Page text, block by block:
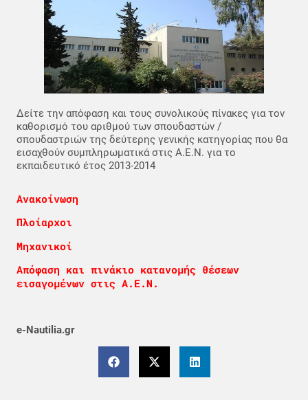
Δείτε την απόφαση και τους συνολικούς πίνακες για τον
καθορισμό του αριθμού των σπουδαστών /
σπουδαστριών της δεύτερης γενικής κατηγορίας που θα
εισαχθούν συμπληρωματικά στις Α.Ε.Ν. για το
εκπαιδευτικό έτος 2013-2014
Ανακοίνωση
Πλοίαρχοι
Μηχανικοί
Απόφαση και πινάκιο κατανομής θέσεων
εισαγομένων στις Α.Ε.Ν.
e-Nautilia.gr